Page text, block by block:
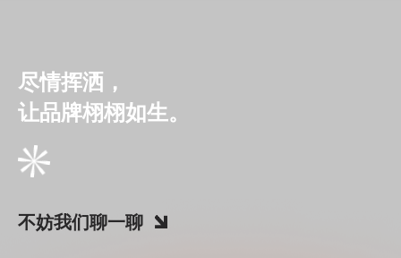
尽情挥洒，
让品牌栩栩如生。
不妨我们聊一聊